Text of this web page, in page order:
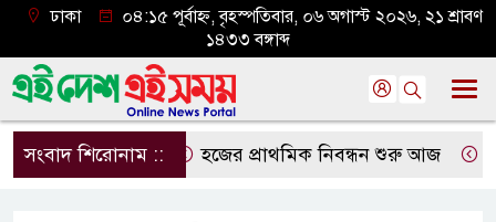
ঢাকা
০৪:১৫ পূর্বাহ্ন, বৃহস্পতিবার, ০৬ অগাস্ট ২০২৬, ২১ শ্রাবণ
১৪৩৩ বঙ্গাব্দ
সংবাদ শিরোনাম :: হজের প্রাথমিক নিবন্ধন শুরু আজ